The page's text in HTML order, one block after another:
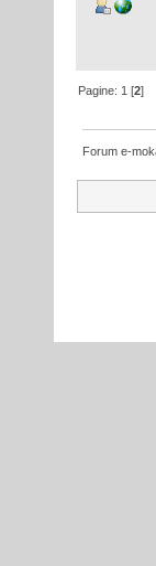
Pagine: 1 [2]
Forum e-